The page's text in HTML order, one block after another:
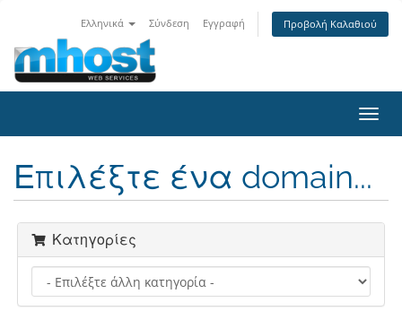
Ελληνικά Σύνδεση Εγγραφή Προβολή Καλαθιού
Επιλέξτε ένα domain...
Κατηγορίες